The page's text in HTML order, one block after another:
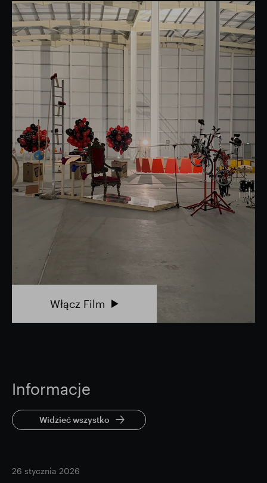
Włącz Film
Informacje
Widzieć wszystko
image26 stycznia 2026